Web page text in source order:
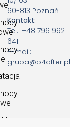
60-813 Poznań
Kontakt:
Tel.: +48 796 992
641
E-mail:
grupa@b4after.pl